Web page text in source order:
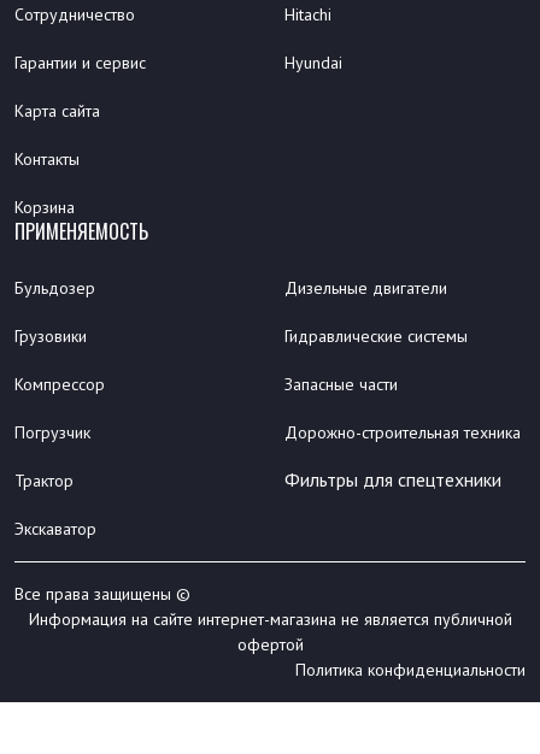
Сотрудничество
Гарантии и сервис
Карта сайта
Контакты
Корзина
Hitachi
Hyundai
ПРИМЕНЯЕМОСТЬ
Бульдозер
Грузовики
Компрессор
Погрузчик
Трактор
Экскаватор
Дизельные двигатели
Гидравлические системы
Запасные части
Дорожно-строительная техника
Фильтры для спецтехники
Все права защищены ©
Информация на сайте интернет-магазина не является публичной
офертой
Политика конфиденциальности